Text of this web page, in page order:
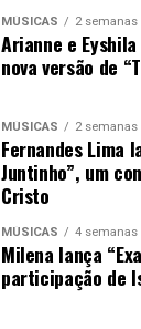
MÚSICAS 2 semanas
Arianne e
nova versão de
MÚSICAS 2 semanas
Fernandes Lima
Juntinho”, um
Cristo
MÚSICAS 4 semanas
Milena lança
participação de